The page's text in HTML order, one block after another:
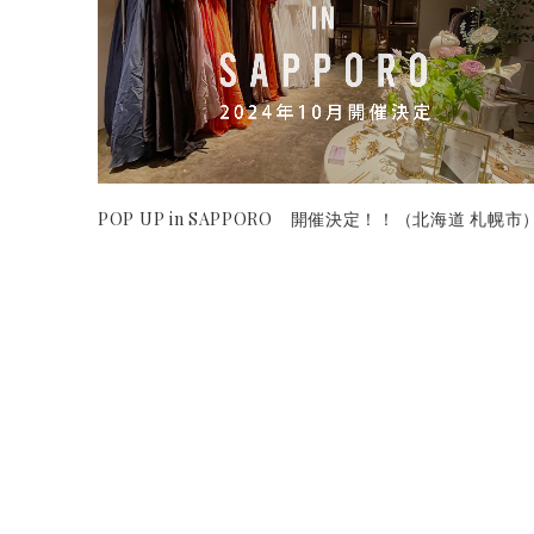
POP UP in SAPPORO 開催決定！！（北海道 札幌市